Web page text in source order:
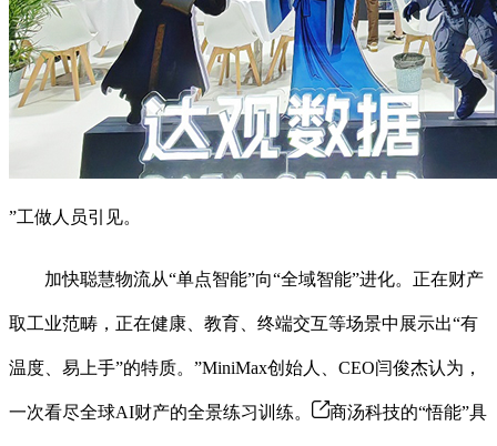
”工做人员引见。
加快聪慧物流从“单点智能”向“全域智能”进化。正在财产
取工业范畴，正在健康、教育、终端交互等场景中展示出“有
温度、易上手”的特质。”MiniMax创始人、CEO闫俊杰认为，
一次看尽全球AI财产的全景练习训练。 商汤科技的“悟能”具